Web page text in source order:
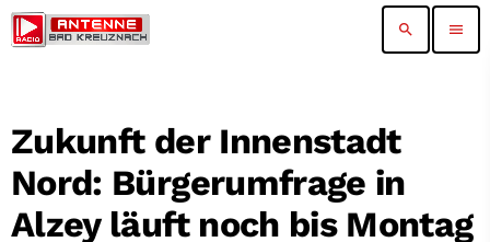
search menu
Zukunft der Innenstadt
Nord: Bürgerumfrage in
Alzey läuft noch bis Montag